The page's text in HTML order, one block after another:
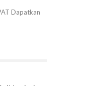
Dapatkan